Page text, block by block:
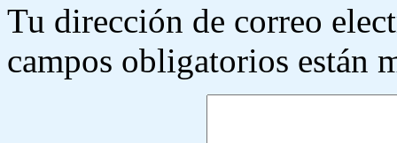
Tu dirección de correo
campos obligatorios están